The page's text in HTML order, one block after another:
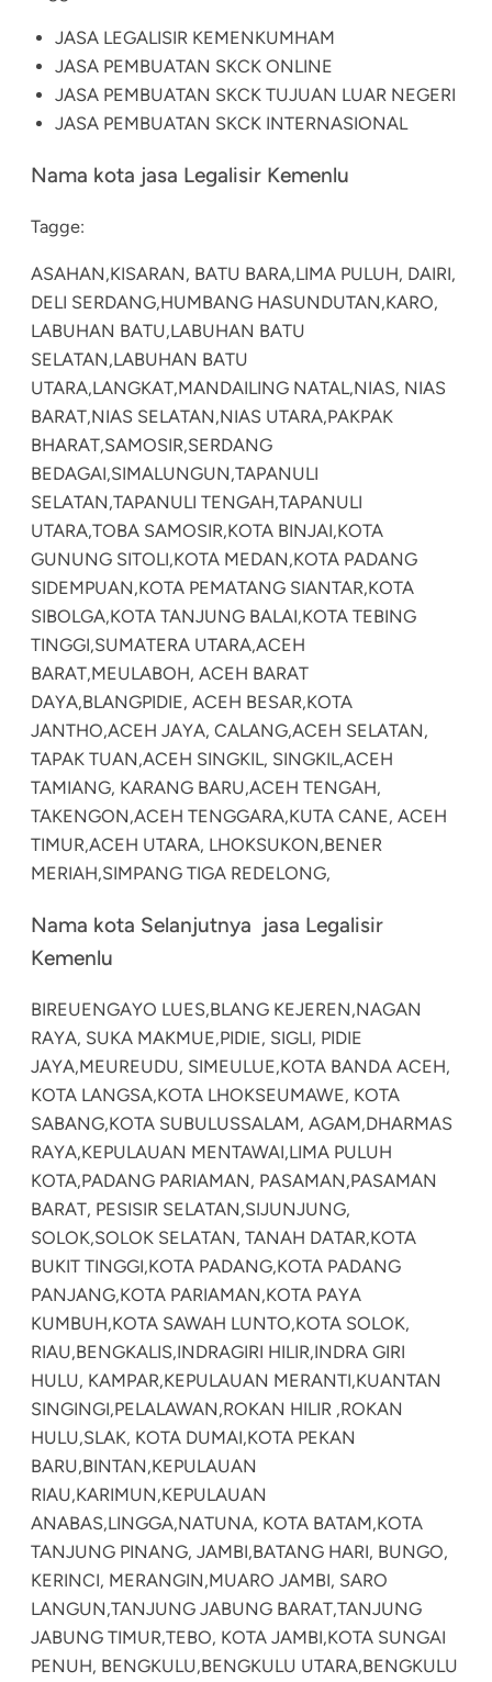
JASA LEGALISIR KEMENKUMHAM
JASA PEMBUATAN SKCK ONLINE
JASA PEMBUATAN SKCK TUJUAN LUAR NEGERI
JASA PEMBUATAN SKCK INTERNASIONAL
Nama kota jasa Legalisir Kemenlu
Tagge:
ASAHAN,KISARAN, BATU BARA,LIMA PULUH, DAIRI,
DELI SERDANG,HUMBANG HASUNDUTAN,KARO,
LABUHAN BATU,LABUHAN BATU
SELATAN,LABUHAN BATU
UTARA,LANGKAT,MANDAILING NATAL,NIAS, NIAS
BARAT,NIAS SELATAN,NIAS UTARA,PAKPAK
BHARAT,SAMOSIR,SERDANG
BEDAGAI,SIMALUNGUN,TAPANULI
SELATAN,TAPANULI TENGAH,TAPANULI
UTARA,TOBA SAMOSIR,KOTA BINJAI,KOTA
GUNUNG SITOLI,KOTA MEDAN,KOTA PADANG
SIDEMPUAN,KOTA PEMATANG SIANTAR,KOTA
SIBOLGA,KOTA TANJUNG BALAI,KOTA TEBING
TINGGI,SUMATERA UTARA,ACEH
BARAT,MEULABOH, ACEH BARAT
DAYA,BLANGPIDIE, ACEH BESAR,KOTA
JANTHO,ACEH JAYA, CALANG,ACEH SELATAN,
TAPAK TUAN,ACEH SINGKIL, SINGKIL,ACEH
TAMIANG, KARANG BARU,ACEH TENGAH,
TAKENGON,ACEH TENGGARA,KUTA CANE, ACEH
TIMUR,ACEH UTARA, LHOKSUKON,BENER
MERIAH,SIMPANG TIGA REDELONG,
Nama kota Selanjutnya jasa Legalisir
Kemenlu
BIREUENGAYO LUES,BLANG KEJEREN,NAGAN
RAYA, SUKA MAKMUE,PIDIE, SIGLI, PIDIE
JAYA,MEUREUDU, SIMEULUE,KOTA BANDA ACEH,
KOTA LANGSA,KOTA LHOKSEUMAWE, KOTA
SABANG,KOTA SUBULUSSALAM, AGAM,DHARMAS
RAYA,KEPULAUAN MENTAWAI,LIMA PULUH
KOTA,PADANG PARIAMAN, PASAMAN,PASAMAN
BARAT, PESISIR SELATAN,SIJUNJUNG,
SOLOK,SOLOK SELATAN, TANAH DATAR,KOTA
BUKIT TINGGI,KOTA PADANG,KOTA PADANG
PANJANG,KOTA PARIAMAN,KOTA PAYA
KUMBUH,KOTA SAWAH LUNTO,KOTA SOLOK,
RIAU,BENGKALIS,INDRAGIRI HILIR,INDRA GIRI
HULU, KAMPAR,KEPULAUAN MERANTI,KUANTAN
SINGINGI,PELALAWAN,ROKAN HILIR ,ROKAN
HULU,SLAK, KOTA DUMAI,KOTA PEKAN
BARU,BINTAN,KEPULAUAN
RIAU,KARIMUN,KEPULAUAN
ANABAS,LINGGA,NATUNA, KOTA BATAM,KOTA
TANJUNG PINANG, JAMBI,BATANG HARI, BUNGO,
KERINCI, MERANGIN,MUARO JAMBI, SARO
LANGUN,TANJUNG JABUNG BARAT,TANJUNG
JABUNG TIMUR,TEBO, KOTA JAMBI,KOTA SUNGAI
PENUH, BENGKULU,BENGKULU UTARA,BENGKULU